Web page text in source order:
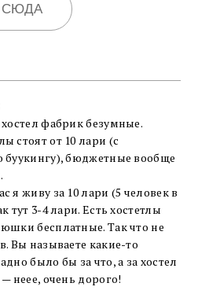
СЮДА
фабрик безумные.
стоят от 10 лари (с
буукингу), бюджетные вообще
я живу за 10 лари (5 человек в
тут 3-4 лари. Есть хостетлы
бесплатные. Так что не
Вы называете какие-то
было бы за что, а за хостел
неее, очень дорого!